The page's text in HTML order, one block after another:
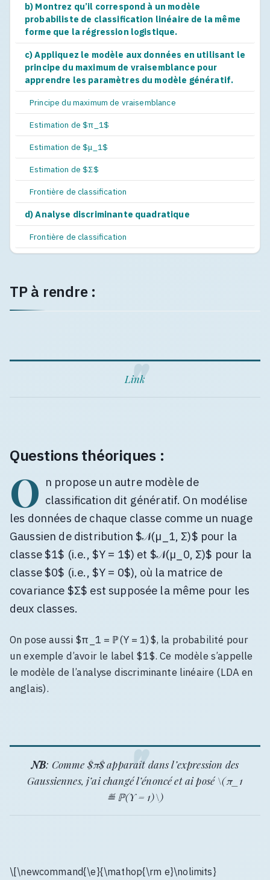
b) Montrez qu’il correspond à un modèle
probabiliste de classification linéaire de la même
forme que la régression logistique.
c) Appliquez le modèle aux données en utilisant le
principe du maximum de vraisemblance pour
apprendre les paramètres du modèle génératif.
Principe du maximum de vraisemblance
Estimation de $π_1$
Estimation de $μ_1$
Estimation de $Σ$
Frontière de classification
d) Analyse discriminante quadratique
Frontière de classification
TP à rendre :
Link
Questions théoriques :
O n propose un autre modèle de
classification dit génératif. On modélise
les données de chaque classe comme un nuage
Gaussien de distribution $𝒩(µ_1, Σ)$ pour la
classe $1$ (i.e., $Y = 1$) et $𝒩(µ_0, Σ)$ pour la
classe $0$ (i.e., $Y = 0$), où la matrice de
covariance $Σ$ est supposée la même pour les
deux classes.
On pose aussi $π_1 = ℙ(Y = 1)$, la probabilité pour
un exemple d’avoir le label $1$. Ce modèle s’appelle
le modèle de l’analyse discriminante linéaire (LDA en
anglais).
NB: Comme $π$ apparaît dans l’expression des
Gaussiennes, j’ai changé l’énoncé et ai posé \(π_1
≝ ℙ(Y = 1)\)
\[\newcommand{\e}{\mathop{\rm e}\nolimits}